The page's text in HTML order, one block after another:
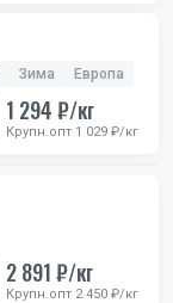
Зима Европа
1 294 ₽/кг
Крупн.опт 1 029 ₽/кг
2 891 ₽/кг
Крупн.опт 2 450 ₽/кг